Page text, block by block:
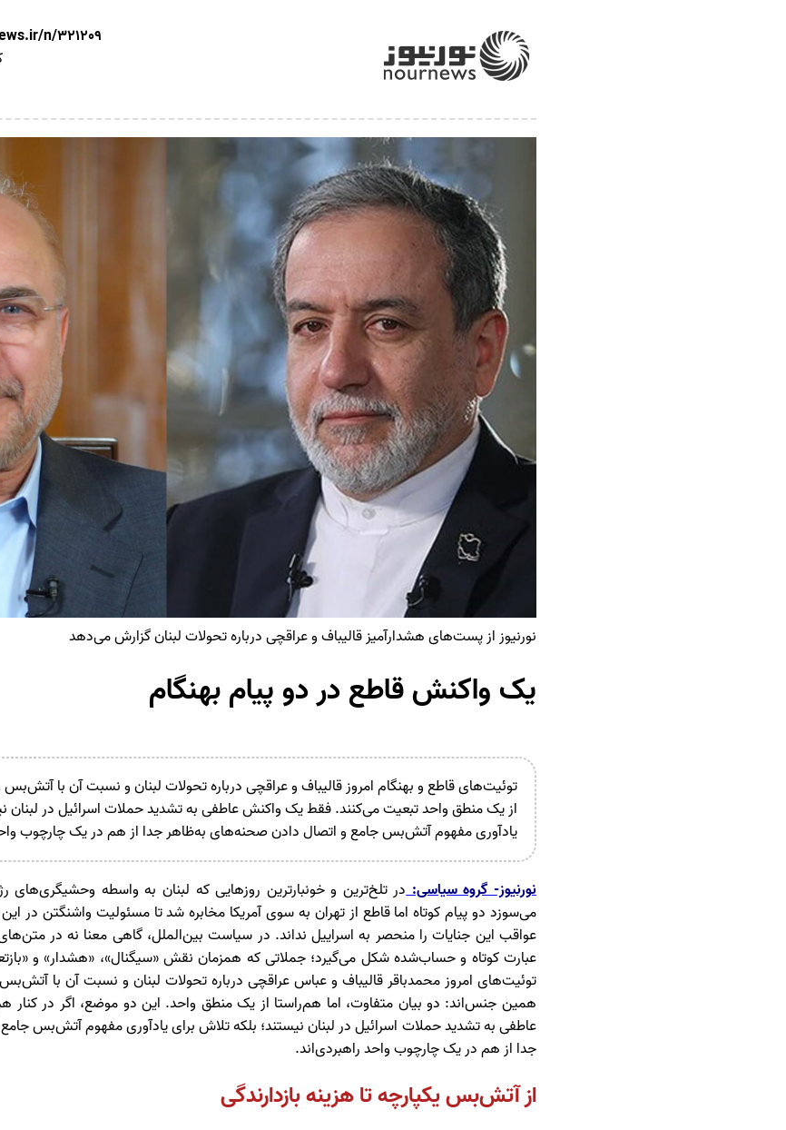
n/321209
نورنیوز از پست‌های هشدارآمیز قالیباف و عراقچی درباره تحولات لبنان گزارش می‌دهد
یک واکنش قاطع در دو پیام بهنگام
توئیت‌های قاطع و بهنگام امروز قالیباف و عراقچی درباره تحولات لبنان و نسبت آن با آتش‌بس
از یک منطق واحد تبعیت می‌کنند. فقط یک واکنش عاطفی به تشدید حملات اسرائیل در لبنان
یادآوری مفهوم آتش‌بس جامع و اتصال دادن صحنه‌های به‌ظاهر جدا از هم در یک چارچوب
نورنیوز- گروه سیاسی:در تلخ‌ترین و خونبارترین روزهایی که لبنان به واسطه
می‌سوزد دو پیام کوتاه اما قاطع از تهران به سوی آمریکا مخابره شد تا مسئولیت واشنگتن در این
عواقب این جنایات را منحصر به اسراییل نداند. در سیاست بین‌الملل، گاهی معنا نه در
عبارت کوتاه و حساب‌شده شکل می‌گیرد؛ جملاتی که همزمان نقش «سیگنال»، «هشدار» و
توئیت‌های امروز محمدباقر قالیباف و عباس عراقچی درباره تحولات لبنان و نسبت آن با آتش‌بس
همین جنس‌اند: دو بیان متفاوت، اما هم‌راستا از یک منطق واحد. این دو موضع، اگر در
عاطفی به تشدید حملات اسرائیل در لبنان نیستند؛ بلکه تلاش برای یادآوری مفهوم آتش‌بس
جدا از هم در یک چارچوب واحد راهبردی‌اند.
از آتش‌بس یکپارچه تا هزینه بازدارندگی